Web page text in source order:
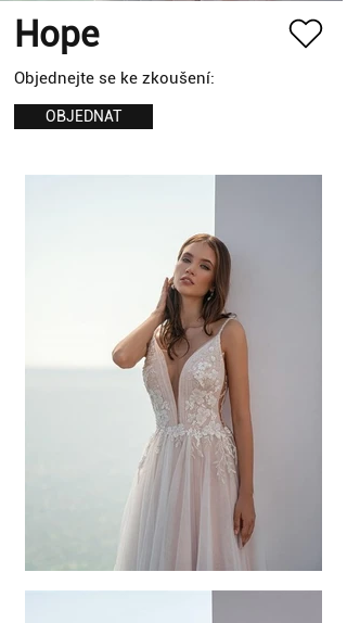
Hope
Objednejte se ke zkoušení:
OBJEDNAT